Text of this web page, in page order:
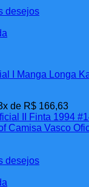
desejos
I Manga Longa
de R$ 166,63
desejos